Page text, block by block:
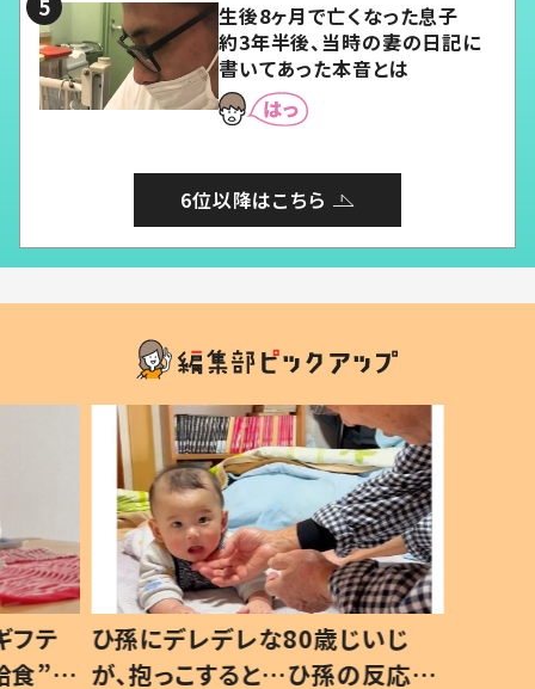
生後8ヶ月で亡くなった息子
約3年半後、当時の妻の日記に
書いてあった本音とは
6位以降はこちら
フテ
食”を
ひ孫にデレデレな80歳じいじ
が、抱っこすると…ひ孫の反応に